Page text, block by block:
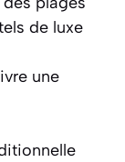
de luxe
une